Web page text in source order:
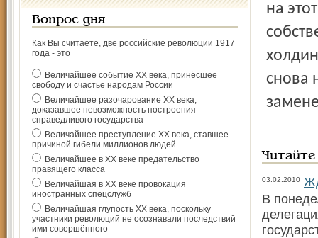
Вопрос дня
Как Вы считаете, две российские революции 1917
года - это
Величайшее событие ХХ века, принёсшее
свободу и счастье народам России
Величайшее разочарование ХХ века,
доказавшее невозможность построения
справедливого государства
Величайшее преступление ХХ века, ставшее
причиной гибели миллионов людей
Величайшее в ХХ веке предательство
правящего класса
Величайшая в ХХ веке провокация
иностранных спецслужб
Величайшая глупость ХХ века, поскольку
участники революций не осознавали последствий
ими совершённого
на
снова
03.02.2010
В